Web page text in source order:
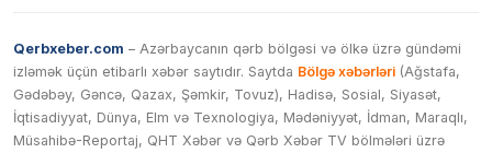
Qerbxeber.com – Azərbaycanın qərb bölgəsi və ölkə üzrə gündəmi
izləmək üçün etibarlı xəbər saytıdır. Saytda Bölgə xəbərləri (Ağstafa,
Gədəbəy, Gəncə, Qazax, Şəmkir, Tovuz), Hadisə, Sosial, Siyasət,
İqtisadiyyat, Dünya, Elm və Texnologiya, Mədəniyyət, İdman, Maraqlı,
Müsahibə-Reportaj, QHT Xəbər və Qərb Xəbər TV bölmələri üzrə